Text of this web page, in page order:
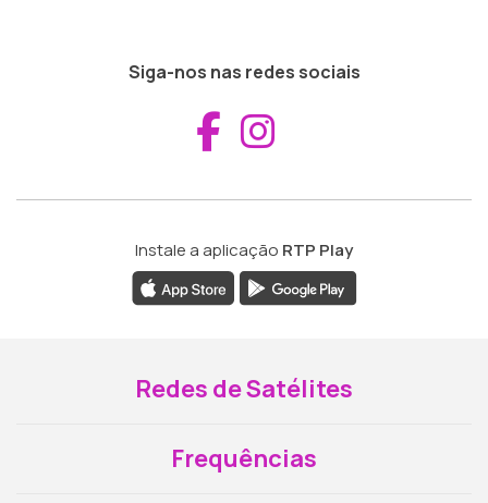
Siga-nos nas redes sociais
Aceder ao
Instale a aplicação RTP Play
Redes de Satélites
Frequências